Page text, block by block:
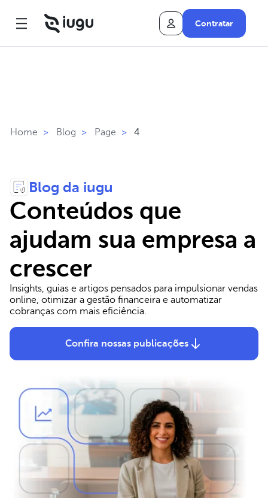
Contratar
Home > Blog > Page > 4
Blog da iugu
Conteúdos que
ajudam sua empresa a
crescer
Insights, guias e artigos pensados para impulsionar vendas
online, otimizar a gestão financeira e automatizar
cobranças com mais eficiência.
Confira nossas publicações